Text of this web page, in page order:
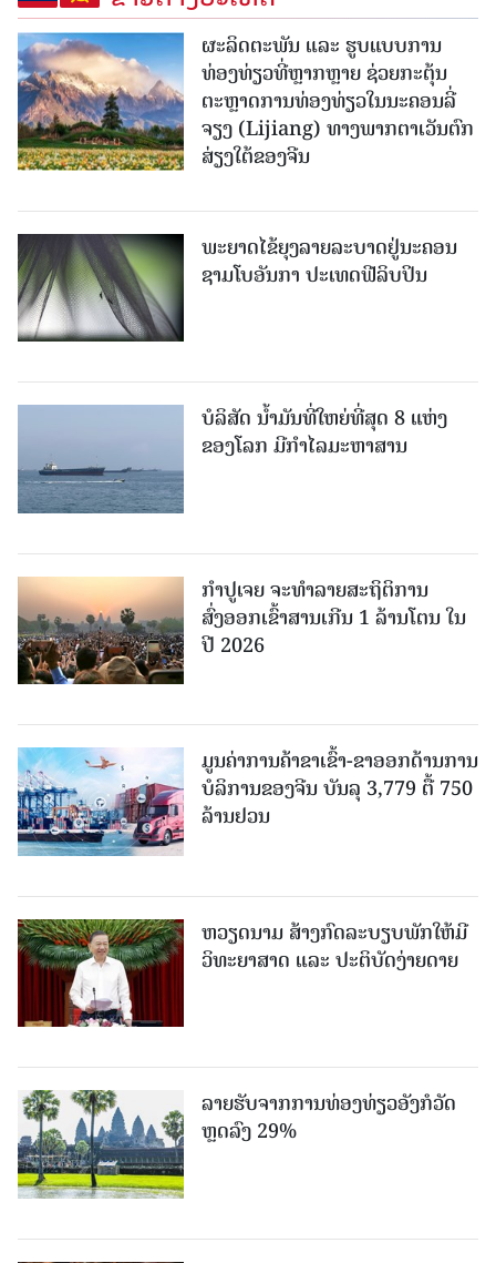
ຜະລິດຕະພັນ ແລະ ຮູບແບບການ
ທ່ອງທ່ຽວທີ່ຫຼາກຫຼາຍ ຊ່ວຍກະຕຸ້ນ
ຕະຫຼາດການທ່ອງທ່ຽວໃນນະຄອນລີ່
ຈຽງ (Lijiang) ທາງພາກຕາເວັນຕົກ
ສ່ຽງໃຕ້ຂອງຈີນ
ພະຍາດໄຂ້ຍຸງລາຍລະບາດຢູ່ນະຄອນ
ຊາມໂບ​ອັນກາ ປະເທດຟີລິບປິນ
ບໍລິສັດ ນ້ຳມັນທີ່ໃຫຍ່ທີ່ສຸດ 8 ແຫ່ງ
ຂອງໂລກ ມີກຳໄລມະຫາສານ
ກຳປູເຈຍ ຈະທຳລາຍສະຖິຕິການ
ສົ່ງອອກເຂົ້າສານເກີນ 1 ລ້ານໂຕນ ໃນ
ປີ 2026
ມູນຄ່າການຄ້າຂາເຂົ້າ-ຂາອອກດ້ານການ
ບໍລິການຂອງຈີນ ບັນລຸ 3,779 ຕື້ 750
ລ້ານຢວນ
ຫວຽດນາມ ສ້າງກົດລະບຽບພັກໃຫ້ມີ
ວິທະຍາສາດ ແລະ ປະຕິບັດງ່າຍດາຍ
ລາຍຮັບຈາກການທ່ອງທ່ຽວອັງກໍວັດ
ຫຼດລົງ 29%